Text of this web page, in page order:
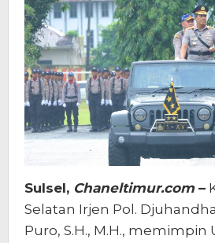
Sulsel, Chaneltimur.com–
Selatan Irjen Pol.
Puro, S.H., M.H., memimpin